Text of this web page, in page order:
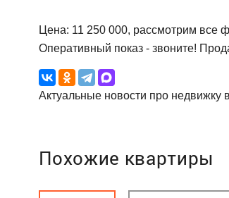
Цена: 11 250 000, рассмотрим все
Оперативный показ - звоните!
Актуальные новости про недвижку
Похожие квартиры